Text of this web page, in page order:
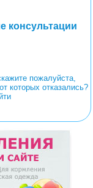
консультации
пожалуйста,
которых отказались?